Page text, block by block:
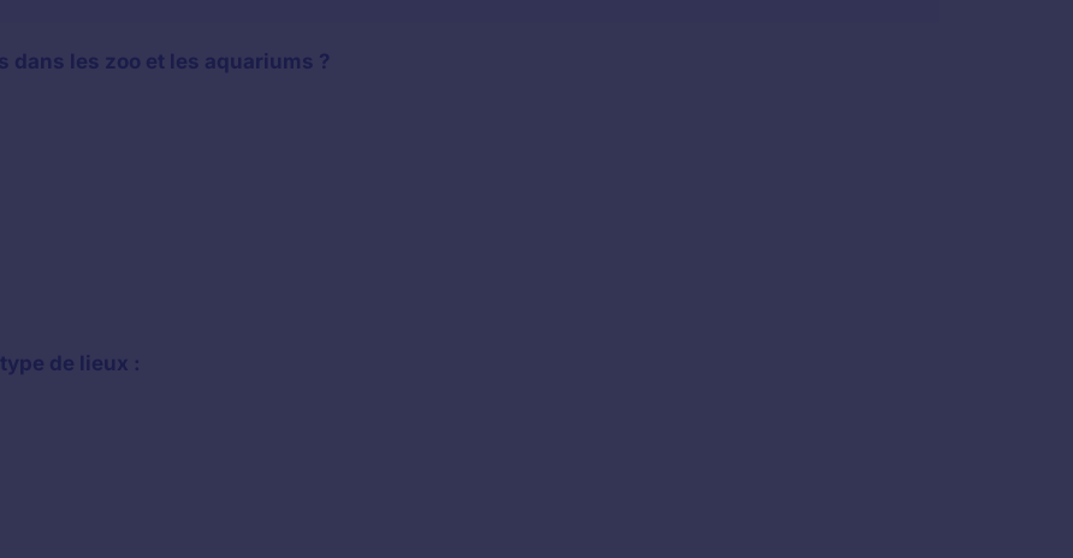
dans les zoo et les aquariums ?
de lieux :